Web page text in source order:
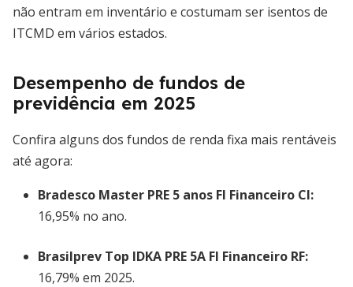
não entram em inventário e costumam ser isentos de
ITCMD em vários estados.
Desempenho de fundos de
previdência em 2025
Confira alguns dos fundos de renda fixa mais rentáveis
até agora:
Bradesco Master PRE 5 anos FI Financeiro CI:
16,95% no ano.
Brasilprev Top IDKA PRE 5A FI Financeiro RF:
16,79% em 2025.